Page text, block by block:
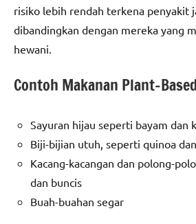
risiko lebih rendah terkena penyakit
dibandingkan dengan mereka yang
hewani.
Contoh Makanan Plant-Based
Sayuran hijau seperti bayam dan
Biji-bijian utuh, seperti quinoa
Kacang-kacangan dan polong-
dan buncis
Buah-buahan segar